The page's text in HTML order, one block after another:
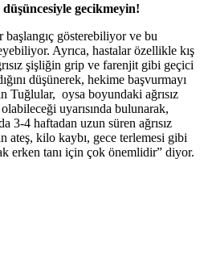
gecikmeyin!
gösterebiliyor ve bu
Ayrıca, hastalar özellikle kış
şişliğin grip ve farenjit gibi geçici
düşünerek, hekime başvurmayı
oysa boyundaki ağrısız
uyarısında bulunarak,
3-4 haftadan uzun süren ağrısız
ateş, kilo kaybı, gece terlemesi gibi
erken tanı için çok önemlidir” diyor.